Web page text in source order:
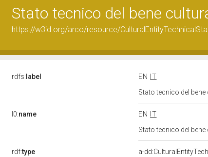
Stato tecnico del bene
https://w3id.org/arco/resource/
rdfs: label EN
IT
Stato tecnico del
l0:name EN
IT
Stato tecnico del
rdf:type
a-